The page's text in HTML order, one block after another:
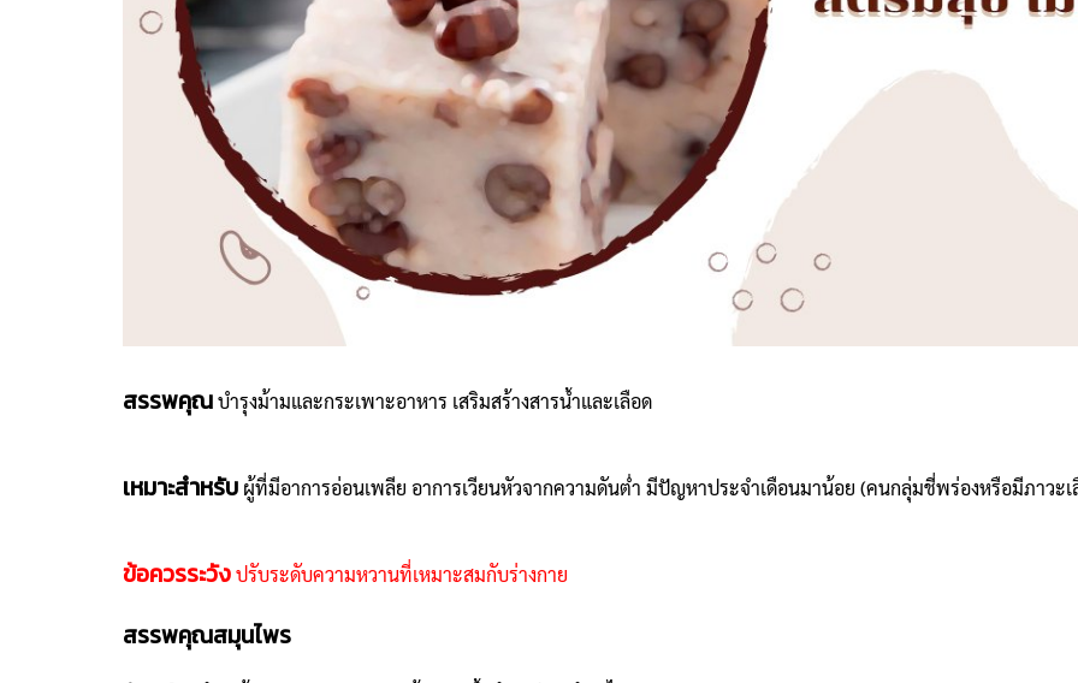
สรรพคุณบำรุงม้ามและกระเพาะอาหาร เสริมสร้างสารน้ำและเลือด
เหมาะสำหรับ ผู้ที่มีอาการอ่อนเพลีย อาการเวียนหัวจากความดันต่ำ มีปัญหาประจำเดือนมาน้อย (คนกลุ่มชี่พร่องหรือมีภาวะ
ข้อควรระวังปรับระดับความหวานที่เหมาะสมกับร่างกาย
สรรพคุณสมุนไพร